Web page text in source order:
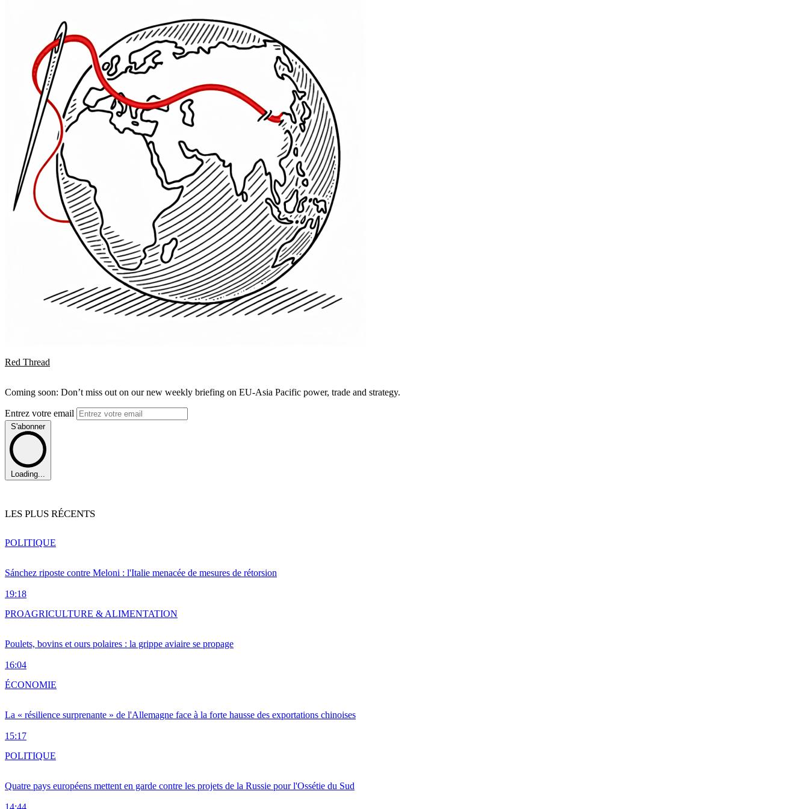
Red Thread
Coming soon: Don’t miss out on our new weekly briefing on EU-Asia Pacific power, trade and strategy.
Entrez votre email
S'abonner
Loading...
LES PLUS RÉCENTS
Sánchez riposte contre Meloni : l'Italie menacée de mesures de rétorsion
19:18
POLITIQUE
Poulets, bovins et ours polaires : la grippe aviaire se propage
16:04
PROAGRICULTURE & ALIMENTATION
La « résilience surprenante » de l'Allemagne face à la forte hausse des exportations chinoises
15:17
ÉCONOMIE
Quatre pays européens mettent en garde contre les projets de la Russie pour l'Ossétie du Sud
POLITIQUE